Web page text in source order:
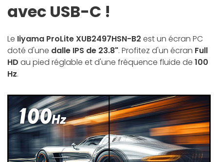
avec USB-C !
Le Iiyama ProLite XUB2497HSN-B2 est un écran PC
doté d'une dalle IPS de 23.8". Profitez d'un écran Full
HD au pied réglable et d'une fréquence fluide de 100
Hz.